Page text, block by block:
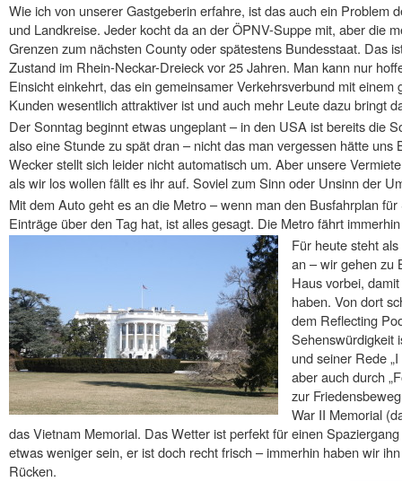
Wie ich von unserer Gastgeberin erfahre, ist das auch ein Problem
und Landkreise. Jeder kocht da an der ÖPNV-Suppe mit, aber die
Grenzen zum nächsten County oder spätestens Bundesstaat. Das
Zustand im Rhein-Neckar-Dreieck vor 25 Jahren. Man kann nur
Einsicht einkehrt, das ein gemeinsamer Verkehrsverbund mit einem
Kunden wesentlich attraktiver ist und auch mehr Leute dazu bringt
Der Sonntag beginnt etwas ungeplant – in den USA ist bereits die
also eine Stunde zu spät dran – nicht das man vergessen hätte uns
Wecker stellt sich leider nicht automatisch um. Aber unsere
als wir los wollen fällt es ihr auf. Soviel zum Sinn oder Unsinn der
Mit dem Auto geht es an die Metro – wenn man den Busfahrplan
Einträge über den Tag hat, ist alles gesagt. Die Metro fährt
Für heute steht
an – wir gehen zu
Haus vorbei,
haben. Von dort
dem Reflecting
Sehenswürdigkeit
und seiner Rede
aber auch durch
zur
War II Memorial
das Vietnam Memorial. Das Wetter ist perfekt für einen
etwas weniger sein, er ist doch recht frisch – immerhin haben wir
Rücken.